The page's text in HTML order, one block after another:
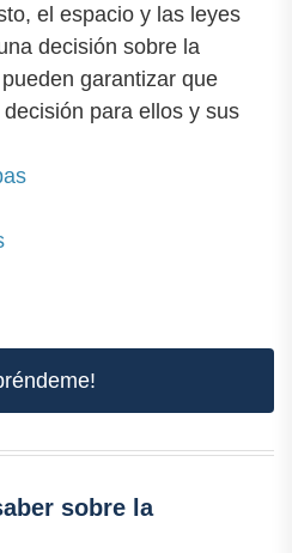
el espacio y las leyes
decisión sobre la
garantizar que
para ellos y sus
sobre la